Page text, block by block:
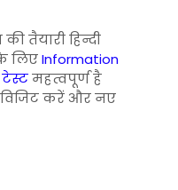
तैयारी हिन्दी
लिएInformation
महत्वपूर्ण है
विजिट करें और नए